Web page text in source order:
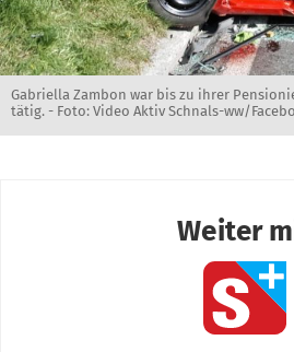
Gabriella Zambon war bis zu ihrer
tätig. - Foto: Video Aktiv Schnals-ww/